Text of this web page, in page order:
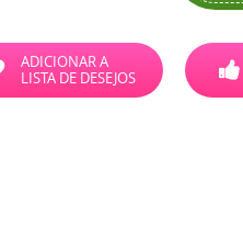
ADICIONAR A
LISTA DE DESEJOS